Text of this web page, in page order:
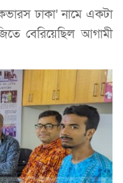
ঢাকা’ নামে একটা
বেরিয়েছিল আগামী